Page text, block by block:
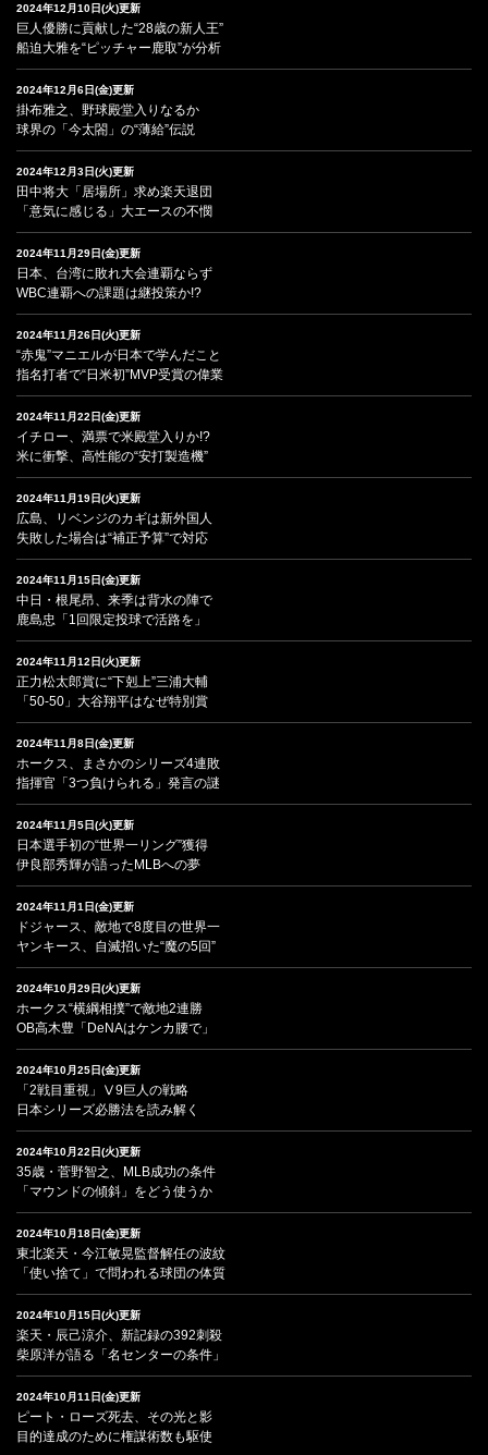
2024年12月10日(火)更新
巨人優勝に貢献した“28歳の新人王”
船迫大雅を“ピッチャー鹿取”が分析
2024年12月6日(金)更新
掛布雅之、野球殿堂入りなるか
球界の「今太閤」の“薄給”伝説
2024年12月3日(火)更新
田中将大「居場所」求め楽天退団
「意気に感じる」大エースの不憫
2024年11月29日(金)更新
日本、台湾に敗れ大会連覇ならず
WBC連覇への課題は継投策か!?
2024年11月26日(火)更新
“赤鬼”マニエルが日本で学んだこと
指名打者で“日米初”MVP受賞の偉業
2024年11月22日(金)更新
イチロー、満票で米殿堂入りか!?
米に衝撃、高性能の“安打製造機”
2024年11月19日(火)更新
広島、リベンジのカギは新外国人
失敗した場合は“補正予算”で対応
2024年11月15日(金)更新
中日・根尾昂、来季は背水の陣で
鹿島忠「1回限定投球で活路を」
2024年11月12日(火)更新
正力松太郎賞に“下剋上”三浦大輔
「50-50」大谷翔平はなぜ特別賞
2024年11月8日(金)更新
ホークス、まさかのシリーズ4連敗
指揮官「3つ負けられる」発言の謎
2024年11月5日(火)更新
日本選手初の“世界一リング”獲得
伊良部秀輝が語ったMLBへの夢
2024年11月1日(金)更新
ドジャース、敵地で8度目の世界一
ヤンキース、自滅招いた“魔の5回”
2024年10月29日(火)更新
ホークス“横綱相撲”で敵地2連勝
OB高木豊「DeNAはケンカ腰で」
2024年10月25日(金)更新
「2戦目重視」Ⅴ9巨人の戦略
日本シリーズ必勝法を読み解く
2024年10月22日(火)更新
35歳・菅野智之、MLB成功の条件
「マウンドの傾斜」をどう使うか
2024年10月18日(金)更新
東北楽天・今江敏晃監督解任の波紋
「使い捨て」で問われる球団の体質
2024年10月15日(火)更新
楽天・辰己涼介、新記録の392刺殺
柴原洋が語る「名センターの条件」
2024年10月11日(金)更新
ピート・ローズ死去、その光と影
目的達成のために権謀術数も駆使